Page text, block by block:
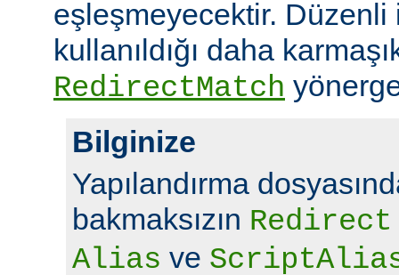
eşleşmeyecektir. Düzenli
kullanıldığı daha
RedirectMatch
Bilginize
Yapılandırma
bakmaksızın Redirect
Alias ve